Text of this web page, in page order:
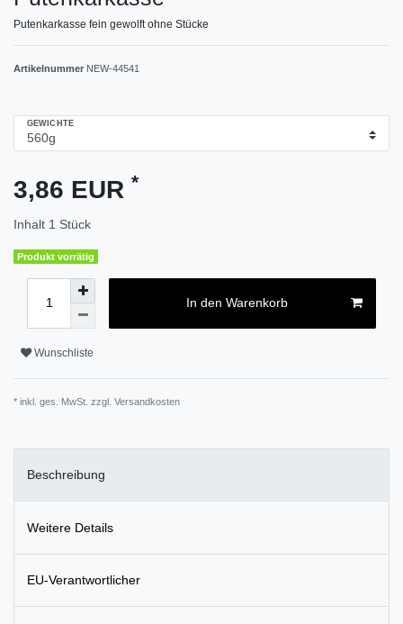
Putenkarkasse fein gewolft ohne Stücke
Artikelnummer NEW-44541
GEWICHTE
3,86 EUR *
Inhalt 1 Stück
Produkt vorrätig
In den Warenkorb
Wunschliste
* inkl. ges. MwSt. zzgl. Versandkosten
Beschreibung
Weitere Details
EU-Verantwortlicher